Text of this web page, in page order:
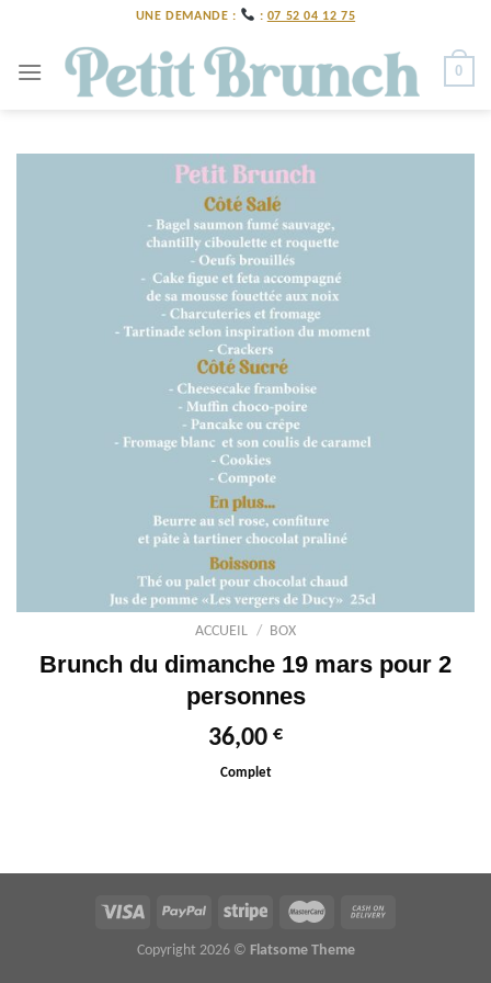
content
UNE DEMANDE : : 07 52 04 12 75
0
ACCUEIL / BOX
Brunch du dimanche 19 mars pour 2
personnes
36,00 €
Complet
Copyright 2026 © Flatsome Theme